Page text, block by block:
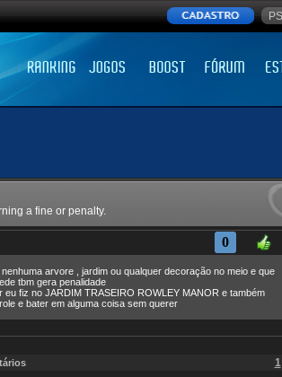
a fine or penalty.
0
arvore , jardim ou qualquer decoração no meio e que
tbm gera penalidade
fiz no JARDIM TRASEIRO ROWLEY MANOR e também
e bater em alguma coisa sem querer
1